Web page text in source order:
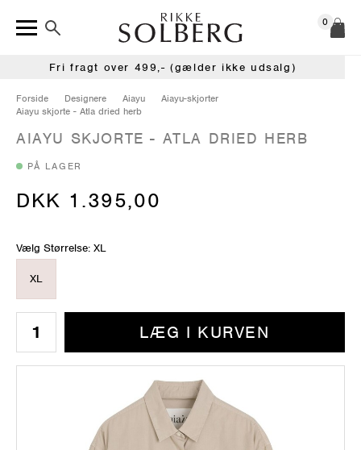
0
Fri fragt over 499,- (gælder ikke udsalg)
Forside Designere Aiayu
Aiayu-skjorter
Aiayu skjorte - Atla dried herb
AIAYU SKJORTE - ATLA DRIED HERB
PÅ LAGER
DKK 1.395,00
Vælg Størrelse: XL
XL
LÆG I KURVEN